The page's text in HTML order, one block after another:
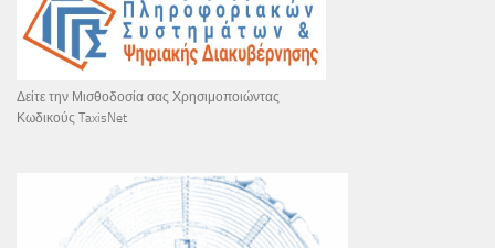
Δείτε την Μισθοδοσία σας Χρησιμοποιώντας
Κωδικούς TaxisNet